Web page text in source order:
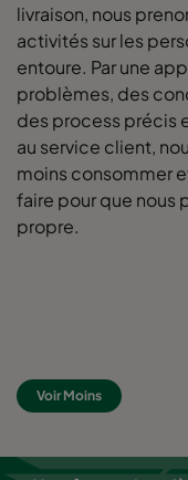
0160
0160
0160
0160 287x592x520-5
0160 287x892x520-5
0160
livraison, nous
activités sur les
entoure. Par une
problèmes, des
des process précis
au service client,
moins consommer
faire pour que nous
propre.
Voir Moins